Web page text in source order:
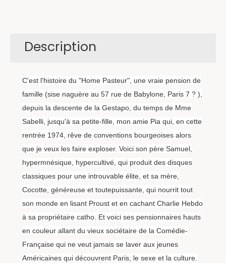
Description
C'est l'histoire du "Home Pasteur", une vraie pension de
famille (sise naguère au 57 rue de Babylone, Paris 7 ? ),
depuis la descente de la Gestapo, du temps de Mme
Sabelli, jusqu'à sa petite-fille, mon amie Pia qui, en cette
rentrée 1974, rêve de conventions bourgeoises alors
que je veux les faire exploser. Voici son père Samuel,
hypermnésique, hypercultivé, qui produit des disques
classiques pour une introuvable élite, et sa mère,
Cocotte, généreuse et toutepuissante, qui nourrit tout
son monde en lisant Proust et en cachant Charlie Hebdo
à sa propriétaire catho. Et voici ses pensionnaires hauts
en couleur allant du vieux sociétaire de la Comédie-
Française qui ne veut jamais se laver aux jeunes
Américaines qui découvrent Paris, le sexe et la culture.